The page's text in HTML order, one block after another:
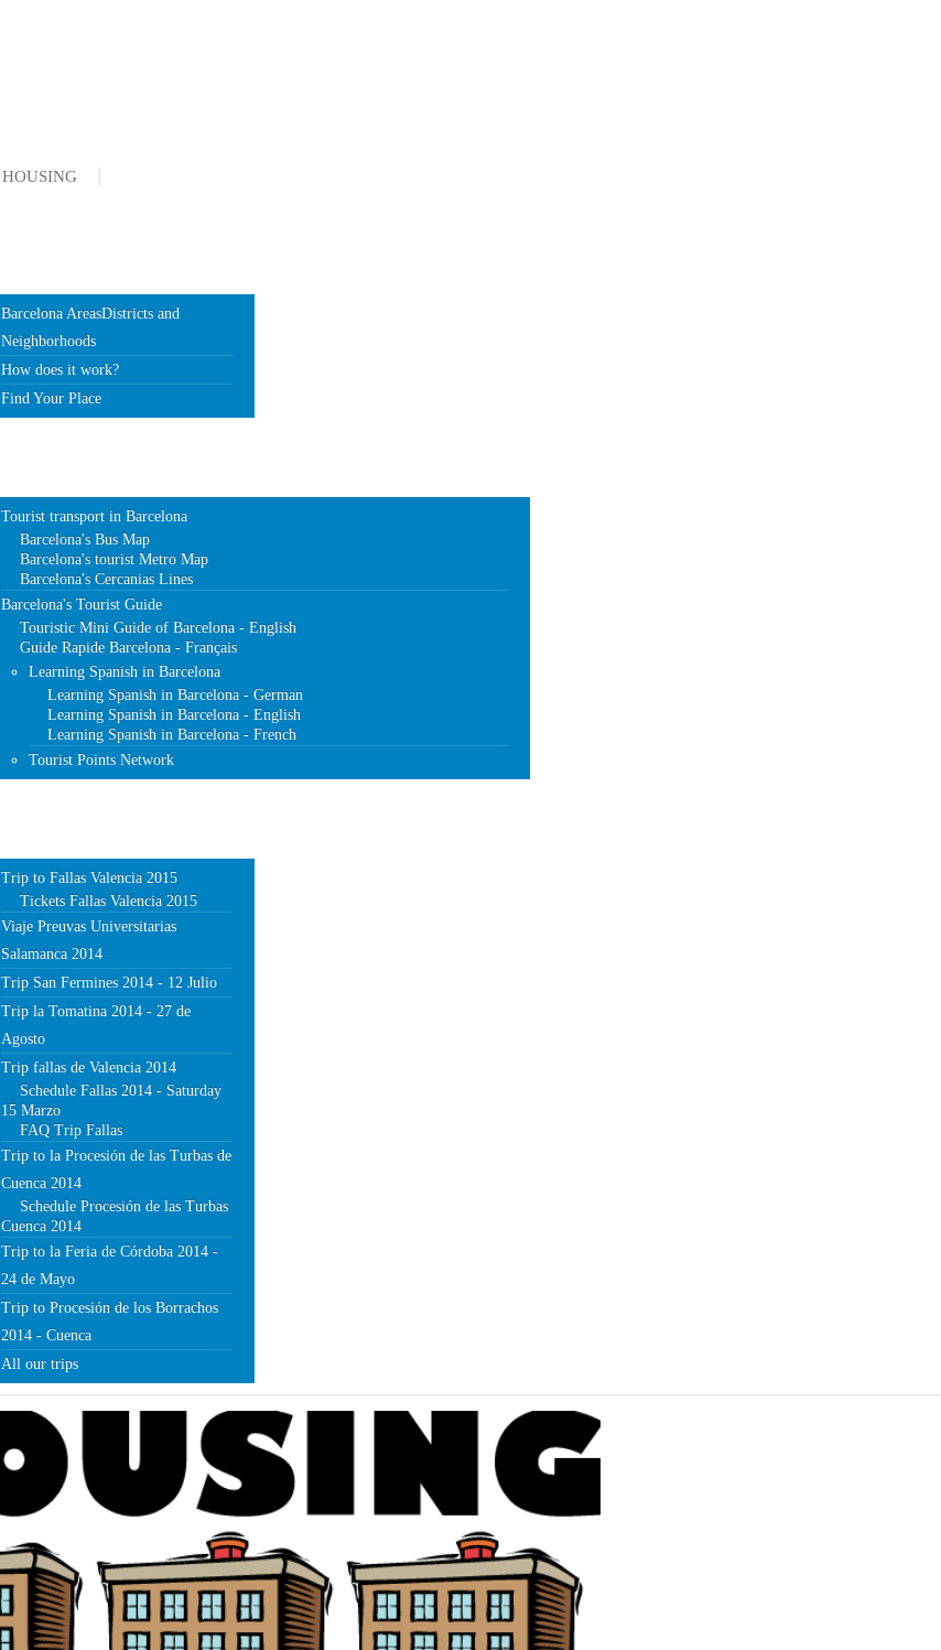
HOUSING
Barcelona AreasDistricts and
Neighborhoods
How does it work?
Find Your Place
DOCUMENTS
Tourist transport in Barcelona
Barcelona's Bus Map
Barcelona's tourist Metro Map
Barcelona's Cercanias Lines
Barcelona's Tourist Guide
Touristic Mini Guide of Barcelona - English
Guide Rapide Barcelona - Français
Learning Spanish in Barcelona
Learning Spanish in Barcelona - German
Learning Spanish in Barcelona - English
Learning Spanish in Barcelona - French
Tourist Points Network
Trip to Fallas Valencia 2015
Tickets Fallas Valencia 2015
Viaje Preuvas Universitarias
Salamanca 2014
Trip San Fermines 2014 - 12 Julio
Trip la Tomatina 2014 - 27 de
Agosto
Trip fallas de Valencia 2014
Schedule Fallas 2014 - Saturday
15 Marzo
FAQ Trip Fallas
Trip to la Procesión de las Turbas de
Cuenca 2014
Schedule Procesión de las Turbas
Cuenca 2014
Trip to la Feria de Córdoba 2014 -
24 de Mayo
Trip to Procesión de los Borrachos
2014 - Cuenca
All our trips
BLOG